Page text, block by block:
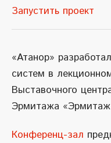
Запустить проект
«Атанор»
систем в
Выставочного
Эрмитажа «Эрмитаж
Конференц-зал